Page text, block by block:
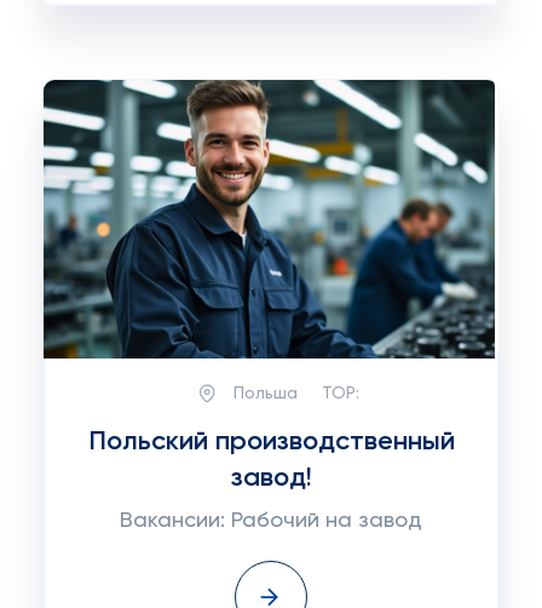
Польша TOP:
Польский производственный
завод!
Вакансии: Рабочий на завод